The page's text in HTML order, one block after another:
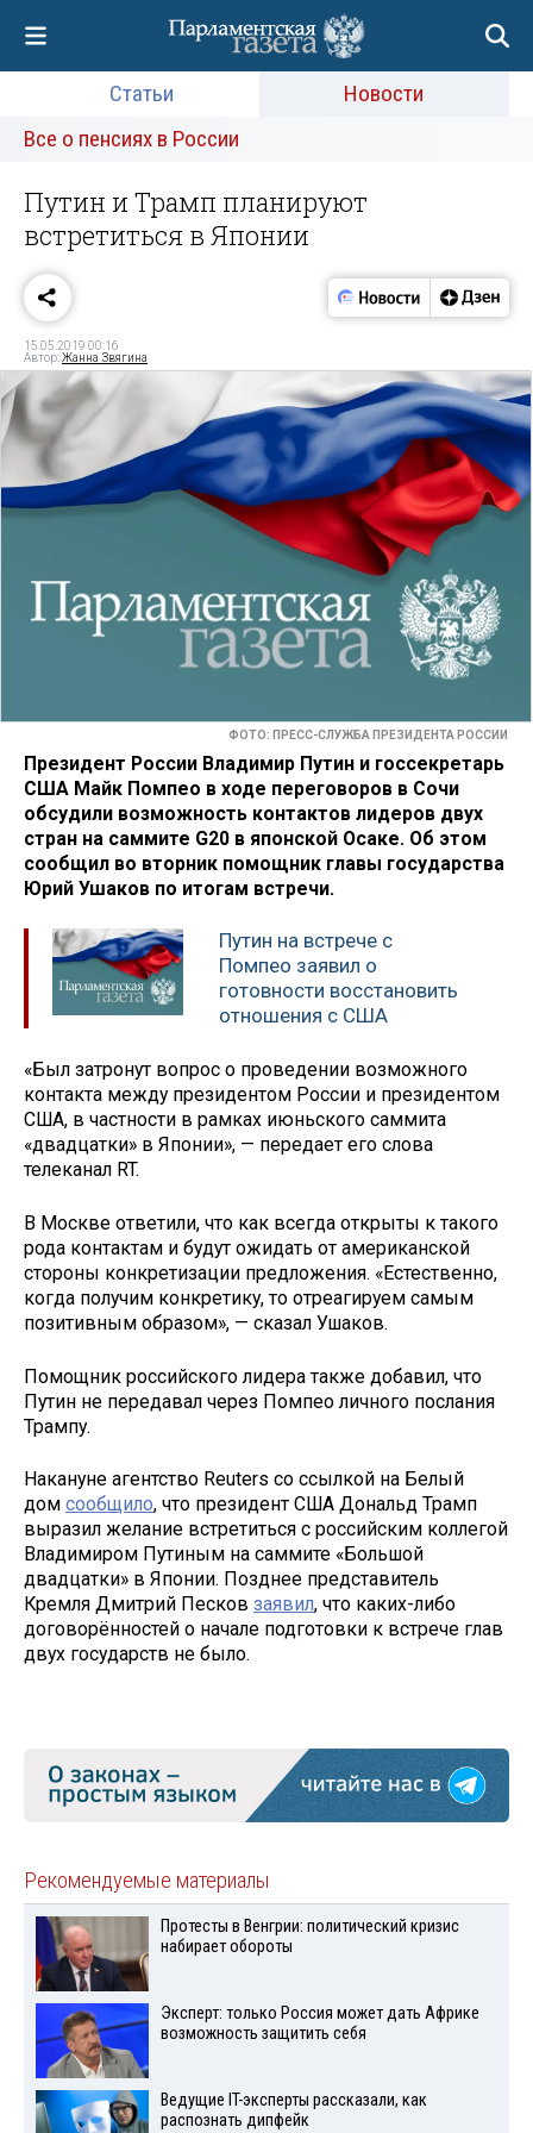
Статьи
Новости
Все о пенсиях в России
Путин и Трамп планируют
встретиться в Японии
15.05.2019 00:16
Автор:Жанна Звягина
ФОТО: ПРЕСС-СЛУЖБА ПРЕЗИДЕНТА РОССИИ
Президент России Владимир Путин и госсекретарь
США Майк Помпео в ходе переговоров в Сочи
обсудили возможность контактов лидеров двух
стран на саммите G20 в японской Осаке. Об этом
сообщил во вторник помощник главы государства
Юрий Ушаков по итогам встречи.
Путин на встрече с
Помпео заявил о
готовности восстановить
отношения с США
«Был затронут вопрос о проведении возможного
контакта между президентом России и президентом
США, в частности в рамках июньского саммита
«двадцатки» в Японии», — передает его слова
телеканал RT.
В Москве ответили, что как всегда открыты к такого
рода контактам и будут ожидать от американской
стороны конкретизации предложения. «Естественно,
когда получим конкретику, то отреагируем самым
позитивным образом», — сказал Ушаков.
Помощник российского лидера также добавил, что
Путин не передавал через Помпео личного послания
Трампу.
Накануне агентство Reuters со ссылкой на Белый
дом сообщило, что президент США Дональд Трамп
выразил желание встретиться с российским коллегой
Владимиром Путиным на саммите «Большой
двадцатки» в Японии. Позднее представитель
Кремля Дмитрий Песков заявил, что каких-либо
договорённостей о начале подготовки к встрече глав
двух государств не было.
Рекомендуемые материалы
Протесты в Венгрии: политический кризис
набирает обороты
Эксперт: только Россия может дать Африке
возможность защитить себя
Ведущие IT-эксперты рассказали, как
распознать дипфейк